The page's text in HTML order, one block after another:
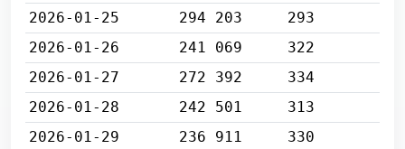
2026-01-25 294 203
293
2026-01-26
241 069
322
2026-01-27
272 392
334
2026-01-28
242 501
313
2026-01-29
236 911
330